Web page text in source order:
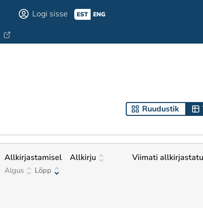
Logi sisse EST ENG
Ruudustik
Allkirjastamisel
Algus Lõpp
Allkirju Viimati